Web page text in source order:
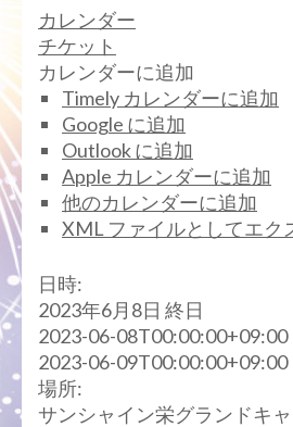
カレンダー
チケット
カレンダーに追加
Timely カレンダーに追加
Google に追加
Outlook に追加
Apple カレンダーに追加
他のカレンダーに追加
XML ファイルとしてエク
日時:
2023年6月8日 終日
2023-06-08T00:00:00+09:00
2023-06-09T00:00:00+09:00
場所:
サンシャイン栄グランドキ